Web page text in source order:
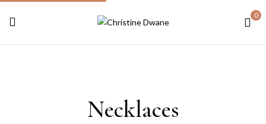
0
Necklaces